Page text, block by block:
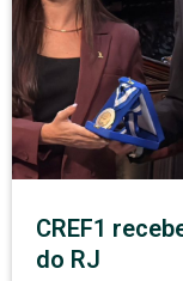
CREF1
do RJ